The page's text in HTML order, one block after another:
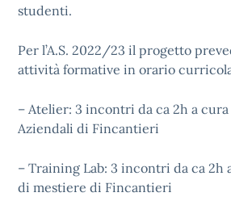
studenti.
Per l’A.S. 2022/23 il progetto
attività formative in orario
– Atelier: 3 incontri da ca 2h a
Aziendali di Fincantieri
– Training Lab: 3 incontri da ca 2h
di mestiere di Fincantieri